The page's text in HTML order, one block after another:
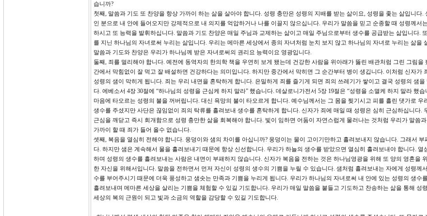
습니까?
첫째, 말씀과 기도 또 찬양을 항상 가까이 하는 삶을 살아야 합니다. 성령 충만은 성령의 지배를 받는 삶이요, 성령을 좇는 삶입니다.
인 분으로 내 안에 들어오지만 강제적으로 내 의지를 억압하거나 나를 이끌지 않으십니다. 우리가 말씀을 믿고 순종할 때 성령께서
하시고 또 능력을 발휘하십니다. 말씀과 기도 찬양은 매일 주님과 교제하는 삶이고 매일 주님으로부터 생수를 공급받는 삶입니다.
를 지닌 하나님의 자녀로써 누리는 삶입니다. 우리는 메마른 세상에서 종의 자녀처럼 눈치 보지 않고 하나님의 자녀로 누리는 삶을
말씀과 기도와 찬양은 우리가 하나님께 받은 자녀로써의 권리요 능력이요 영광입니다.
둘째, 죄를 멀리해야 합니다. 예전에 동역자의 한의학 책을 우연히 보게 됐는데 건강한 사람을 위아래가 뚫린 배관처럼 그린 그림을
간에서 막힘없이 잘 먹고 잘 배설하면 건강하다는 의미입니다. 하지만 중간에서 막히면 그 순간부터 병이 생깁니다. 이처럼 신자가
성령의 샘이 막히게 됩니다. 죄는 우리 내면을 혼탁하게 합니다. 은밀하게 죄를 즐기게 되면 죄의 쓰레기가 쌓이고 결국 성령의 샘을
다. 에베소서 4장 30절에 “하나님의 성령을 근심케 하지 말라” 했습니다. 데살로니가전서 5장 19절은 “성령을 소멸케 하지 말라 했습
마음에 타오르는 성령의 불을 꺼버립니다. 대신 욕망의 불이 타오르게 합니다. 예수님께서는 그 몸을 찢기시고 피를 흘린 댓가로 우
생수를 주셨지만 사단은 끊임없이 죄의 탁류를 흘려보내 생수를 혼탁하게 합니다. 신자가 죄에 매일 때 성령은 심히 근심하십니다.
근심을 깨닫고 즉시 회개함으로 성령 충만한 삶을 회복해야 합니다. 빛이 임하면 어둠이 자연스럽게 물러나는 것처럼 우리가 말씀
가까이 할 때 죄가 들어 올수 없습니다.
셋째, 복음을 열심히 전해야 합니다. 웅덩이와 샘의 차이를 아십니까? 웅덩이는 물이 고이기만하고 흘려보내지 않습니다. 그래서 부
다. 하지만 샘은 계속해서 물을 흘려보내기 때문에 항상 신선합니다. 우리가 하늘의 생수를 받았으면 열심히 흘려보내야 합니다. 열
하며 성령의 생수를 흘려보내는 사람은 내면이 부패하지 않습니다. 신자가 복음을 전하는 것은 하나님영광을 위해 또 양의 영혼을
한 자신을 위해서입니다. 말씀을 전하면서 먼저 자신이 성령의 생수의 기쁨을 누릴 수 있습니다. 샘처럼 흘려보내는 자에게 성령께
수를 부어주시기 때문에 더욱 풍성하고 샘솟는 만족과 기쁨을 누리게 됩니다. 우리가 하나님의 자녀로써 내 안에 있는 성령의 생수
흘려보내며 메마른 세상을 살리는 기쁨을 체험할 수 있길 기도합니다. 우리가 매일 말씀을 붙들고 기도하고 찬송하는 삶을 통해 성
세상의 복의 근원이 되고 빛과 소금의 역할을 감당할 수 있길 기도합니다.